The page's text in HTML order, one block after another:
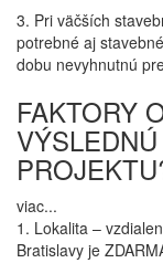
3. Pri väčších
potrebné aj
dobu nevyhnutnú
FAKTORY
viac...
1. Lokalita –
Bratislavy je